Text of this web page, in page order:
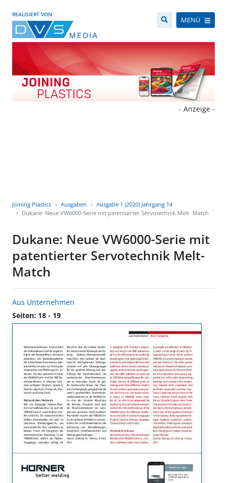
REALISIERT VON
MENÜ
- Anzeige -
Joining Plastics Ausgaben
Ausgabe 1 (2020) Jahrgang 14
Dukane: Neue VW6000-Serie mit patentierter Servotechnik Melt- Match
Dukane: Neue VW6000-Serie mit
patentierter Servotechnik Melt-
Match
Aus Unternehmen
Seiten: 18 - 19